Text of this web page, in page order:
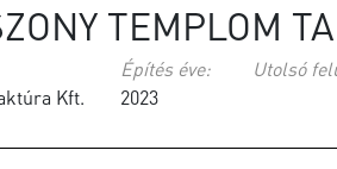
TEMPLOM
Kft.
Építés éve:
2023
Utolsó